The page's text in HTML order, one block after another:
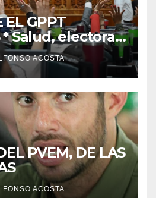
EL GPPT
las principales
ACOSTA
PVEM, DE LAS
ACOSTA